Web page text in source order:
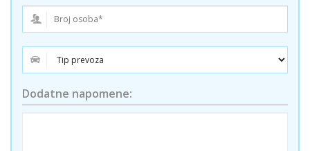
Dodatne napomene: